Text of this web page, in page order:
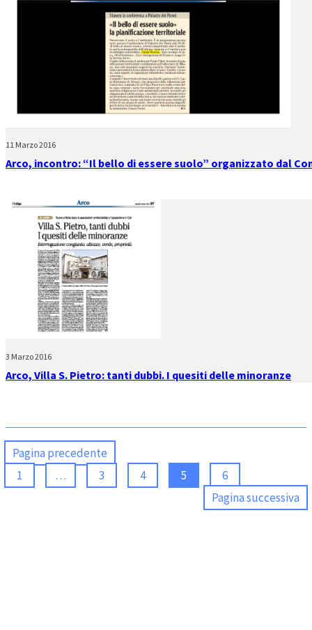
11 Marzo 2016
Arco, incontro: “Il bello di essere suolo” organizzato dal
3 Marzo 2016
Arco, Villa S. Pietro: tanti dubbi. I quesiti delle minoranze
Pagina precedente
1
… 3 4 5
6
Pagina successiva